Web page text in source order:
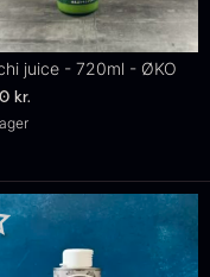
juice - 720ml - ØKO
kr.